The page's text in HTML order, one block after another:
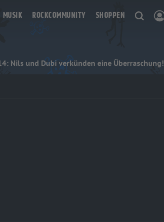
MUSIK ROCKCOMMUNITY SHOPPEN
Nils und Dubi verkünden eine Überraschung!